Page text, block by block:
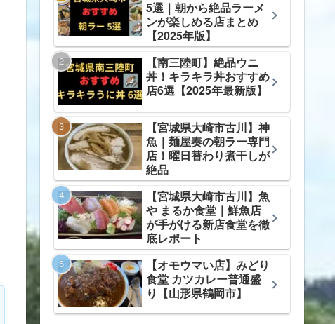
5選｜朝から絶品ラーメ
ンが楽しめる店まとめ
【2025年版】
【南三陸町】絶品ウニ
丼！キラキラ丼おすすめ
店6選【2025年最新版】
【宮城県大崎市古川】神
魚｜麺屋奏の朝ラー専門
店！曜日替わり煮干しが
絶品
【宮城県大崎市古川】魚
や まるか食堂｜鮮魚店
が手がける新店食堂を徹
底レポート
【オモウマい店】みどり
食堂 カツカレー普通盛
り【山形県鶴岡市】